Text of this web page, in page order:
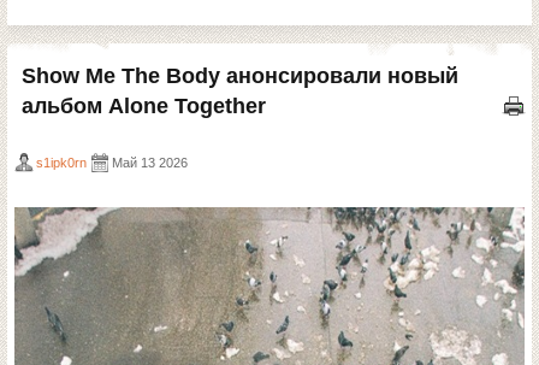
Show Me The Body анонсировали новый
альбом Alone Together
s1ipk0rn Май 13 2026